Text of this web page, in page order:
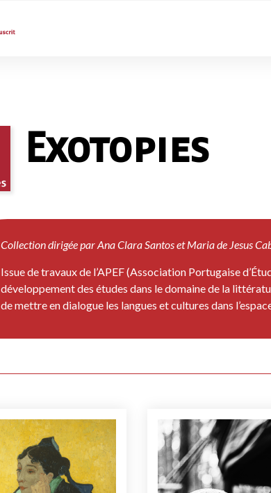
Exotopies
Collection dirigée par Ana Clara Santos et Maria de Jesus
Issue de travaux de l’APEF (Association Portugaise
développement des études dans le domaine de la
de mettre en dialogue les langues et cultures dans